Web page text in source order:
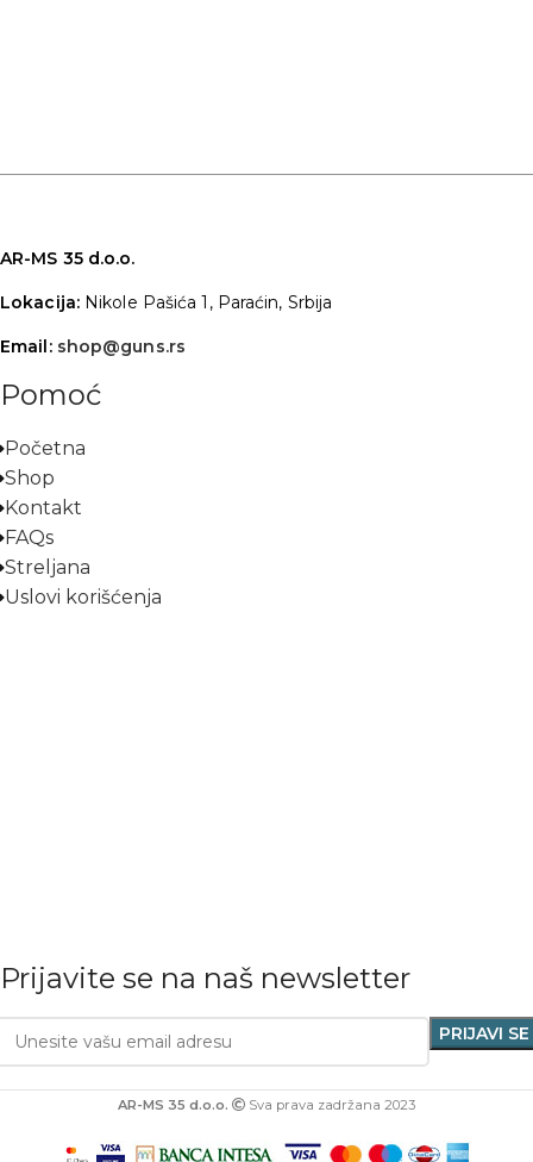
AR-MS 35 d.o.o.
Lokacija:Nikole Pašića 1, Paraćin, Srbija
Email: shop@guns.rs
Pomoć
Početna
Shop
Kontakt
FAQs
Streljana
Uslovi korišćenja
Prijavite se na naš newsletter
AR-MS 35 d.o.o. Sva prava zadržana 2023